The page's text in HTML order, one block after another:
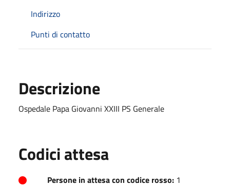
Indirizzo
Punti di contatto
Descrizione
Ospedale Papa Giovanni XXIII PS Generale
Codici attesa
Persone in attesa con codice rosso: 1